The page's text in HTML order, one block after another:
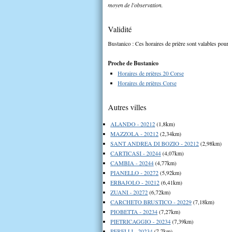
moyen de l'observation.
Validité
Bustanico : Ces horaires de prière sont valables
Proche de Bustanico
Horaires de prières 20 Corse
Horaires de prières Corse
Autres villes
ALANDO - 20212(1,8km)
MAZZOLA - 20212(2,34km)
SANT ANDREA DI BOZIO - 20212(2,98km)
CARTICASI - 20244(4,07km)
CAMBIA - 20244(4,77km)
PIANELLO - 20272(5,92km)
ERBAJOLO - 20212(6,41km)
ZUANI - 20272(6,72km)
CARCHETO BRUSTICO - 20229(7,18km)
PIOBETTA - 20234(7,27km)
PIETRICAGGIO - 20234(7,39km)